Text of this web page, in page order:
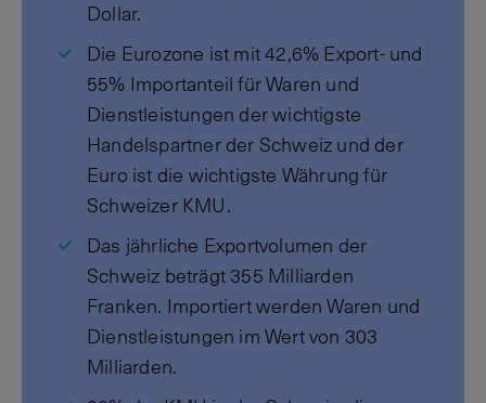
Dollar.
Die Eurozone ist mit 42,6% Export- und
55% Importanteil für Waren und
Dienstleistungen der wichtigste
Handelspartner der Schweiz und der
Euro ist die wichtigste Währung für
Schweizer KMU.
Das jährliche Exportvolumen der
Schweiz beträgt 355 Milliarden
Franken. Importiert werden Waren und
Dienstleistungen im Wert von 303
Milliarden.